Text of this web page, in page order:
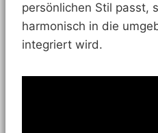
persönlichen Stil passt,
harmonisch in die
integriert wird.